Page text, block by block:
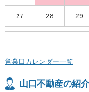
27 28 29
営業日カレンダー一覧
山口不動産の紹介